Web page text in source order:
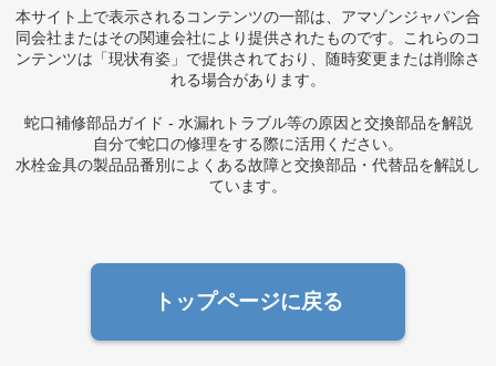
本サイト上で表示されるコンテンツの一部は、アマゾンジャパン合
同会社またはその関連会社により提供されたものです。これらのコ
ンテンツは「現状有姿」で提供されており、随時変更または削除さ
れる場合があります。
蛇口補修部品ガイド - 水漏れトラブル等の原因と交換部品を解説
自分で蛇口の修理をする際に活用ください。
水栓金具の製品品番別によくある故障と交換部品・代替品を解説し
ています。
トップページに戻る